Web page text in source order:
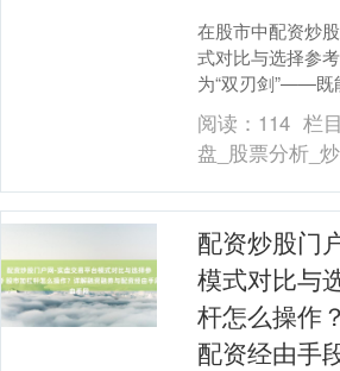
在股市中配资炒
式对比与选择参
为“双刃剑”——既
耗费。关于资金
哄骗杠杆器具....
阅读： 114 栏
盘_股票分析_
配资炒股门
模式对比与
杆怎么操作
配资经由手